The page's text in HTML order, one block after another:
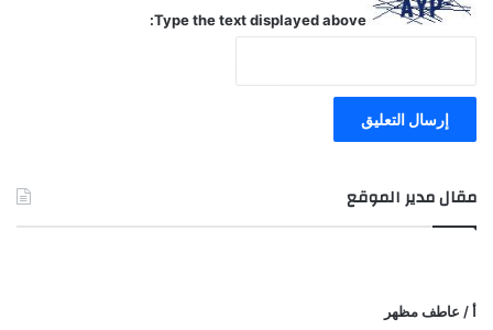
Type the text displayed above:
مقال مدير الموقع
أ / عاطف مظهر